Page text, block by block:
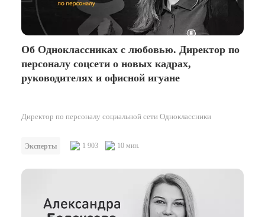
Об Одноклассниках с любовью. Директор по
персоналу соцсети о новых кадрах,
руководителях и офисной игуане
Директор по персоналу социальной сети Одноклассники
рекрутинге, а также объяснила, зачем…
Эксперты 1 903 10 мин.